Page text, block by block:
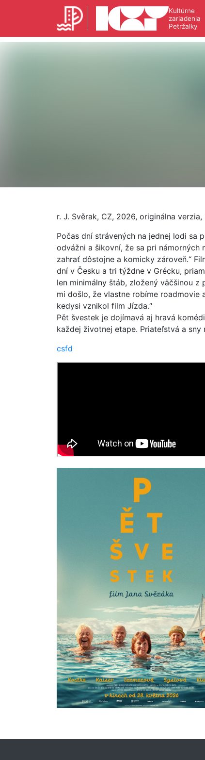
Kultúrne
zariadenia
Petržalky
r. J. Svěrak, CZ, 2026, originálna
Počas dní strávených na jednej lodi sa
odvážni a šikovní, že sa pri námorných
zahrať dôstojne a komicky zároveň.“
dní v Česku a tri týždne v Grécku,
len minimálny štáb, zložený väčšinou z
mi došlo, že vlastne robíme roadmovie
kedysi vznikol film Jízda.“
Pět švestek je dojímavá aj hravá
každej životnej etape. Priateľstvá a sny
csfd